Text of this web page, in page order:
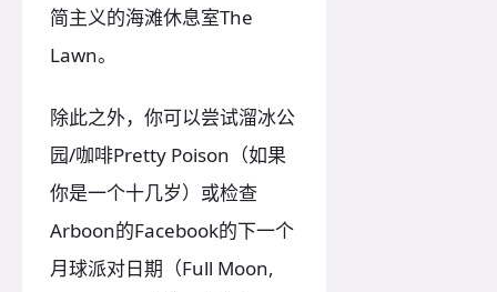
简主义的海滩休息室The
Lawn。
除此之外，你可以尝试溜冰公
园/咖啡Pretty Poison（如果
你是一个十几岁）或检查
Arboon的Facebook的下一个
月球派对日期（Full Moon,